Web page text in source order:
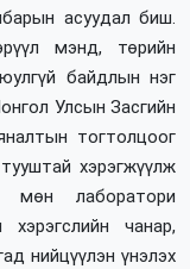
асуудал биш.
мэнд, төрийн
байдлын нэг
Улсын Засгийн
тогтолцоог
хэрэгжүүлж
мөн лаборатори
чанар,
нийцүүлэн үнэлэх